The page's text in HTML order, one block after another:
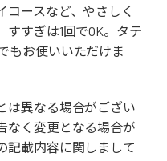
コースなど、やさしく
すぎは1回でOK。タテ
もお使いいただけま
は異なる場合がござい
なく変更となる場合が
記載内容に関しまして